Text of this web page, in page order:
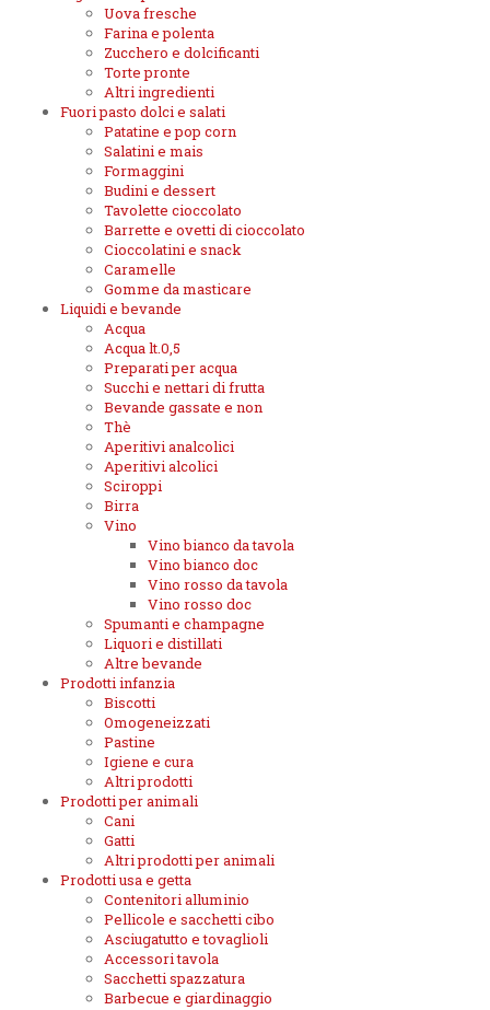
Uova fresche
Farina e polenta
Zucchero e dolcificanti
Torte pronte
Altri ingredienti
Fuori pasto dolci e salati
Patatine e pop corn
Salatini e mais
Formaggini
Budini e dessert
Tavolette cioccolato
Barrette e ovetti di cioccolato
Cioccolatini e snack
Caramelle
Gomme da masticare
Liquidi e bevande
Acqua
Acqua lt.0,5
Preparati per acqua
Succhi e nettari di frutta
Bevande gassate e non
Thè
Aperitivi analcolici
Aperitivi alcolici
Sciroppi
Birra
Vino
Vino bianco da tavola
Vino bianco doc
Vino rosso da tavola
Vino rosso doc
Spumanti e champagne
Liquori e distillati
Altre bevande
Prodotti infanzia
Biscotti
Omogeneizzati
Pastine
Igiene e cura
Altri prodotti
Prodotti per animali
Cani
Gatti
Altri prodotti per animali
Prodotti usa e getta
Contenitori alluminio
Pellicole e sacchetti cibo
Asciugatutto e tovaglioli
Accessori tavola
Sacchetti spazzatura
Barbecue e giardinaggio